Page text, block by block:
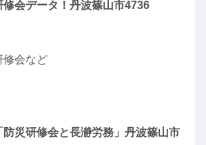
修会データ！丹波篠山市4736
会など
防災研修会と長瀞労務」丹波篠山市